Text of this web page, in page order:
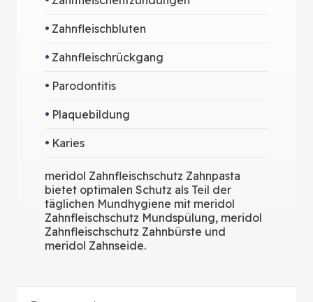
Zahnfleischbluten
Zahnfleischrückgang
Parodontitis
Plaquebildung
Karies
meridol Zahnfleischschutz Zahnpasta
bietet optimalen Schutz als Teil der
täglichen Mundhygiene mit meridol
Zahnfleischschutz Mundspülung, meridol
Zahnfleischschutz Zahnbürste und
meridol Zahnseide.